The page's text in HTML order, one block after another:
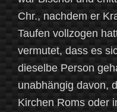
Chr., nachdem er
Taufen vollzogen
vermutet, dass es
dieselbe Person
unabhängig davon,
Kirchen Roms oder